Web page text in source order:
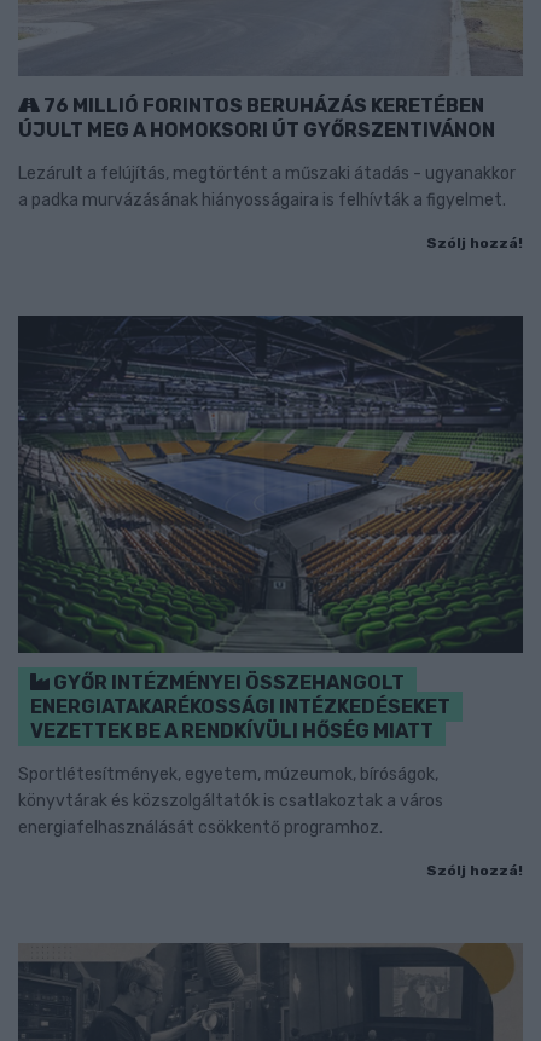
76 MILLIÓ FORINTOS BERUHÁZÁS KERETÉBEN
ÚJULT MEG A HOMOKSORI ÚT GYŐRSZENTIVÁNON
Lezárult a felújítás, megtörtént a műszaki átadás - ugyanakkor
a padka murvázásának hiányosságaira is felhívták a figyelmet.
Szólj hozzá!
GYŐR INTÉZMÉNYEI ÖSSZEHANGOLT
ENERGIATAKARÉKOSSÁGI INTÉZKEDÉSEKET
VEZETTEK BE A RENDKÍVÜLI HŐSÉG MIATT
Sportlétesítmények, egyetem, múzeumok, bíróságok,
könyvtárak és közszolgáltatók is csatlakoztak a város
energiafelhasználását csökkentő programhoz.
Szólj hozzá!